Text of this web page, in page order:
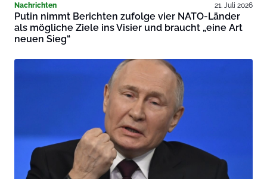
Nachrichten 21. Juli 2026
Putin nimmt Berichten zufolge vier NATO-Länder
als mögliche Ziele ins Visier und braucht „eine Art
neuen Sieg“